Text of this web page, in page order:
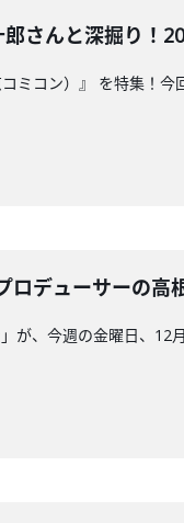
郎さんと深掘り！
ミコン）』 を特集！
ロデューサーの
が、今週の金曜日、12